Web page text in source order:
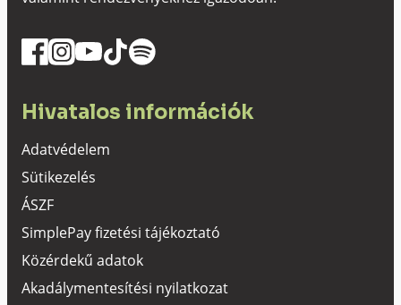
Hivatalos információk
Adatvédelem
Sütikezelés
ÁSZF
SimplePay fizetési tájékoztató
Közérdekű adatok
Akadálymentesítési nyilatkozat